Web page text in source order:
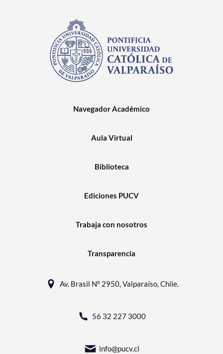
Navegador Académico
Aula Virtual
Biblioteca
Ediciones PUCV
Trabaja con nosotros
Transparencia
Av. Brasil N° 2950, Valparaíso, Chile.
56 32 227 3000
info@pucv.cl